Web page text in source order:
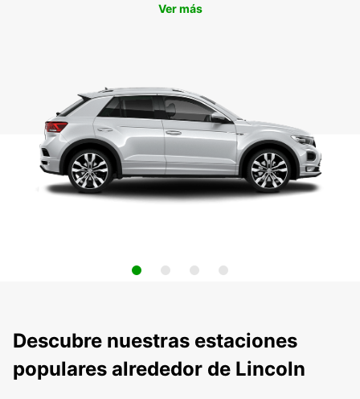
Ver más
Descubre nuestras estaciones
populares alrededor de Lincoln